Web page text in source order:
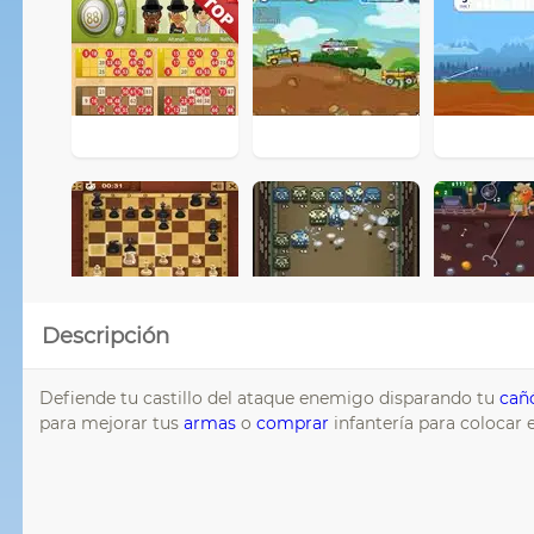
Descripción
Defiende tu castillo del ataque enemigo disparando tu
para mejorar tus armas o comprar infantería para colocar